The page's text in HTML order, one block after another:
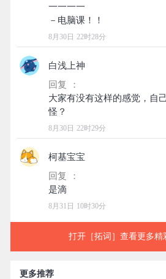
一一一一
8月30日 22时28分
白浅上神
回复 ：
大家有没有这样的感觉，自
8月30日 22时29分
柯基宝宝
回复 ：
8月31日 10时30分
打开［拓词］查看更多精
更多推荐